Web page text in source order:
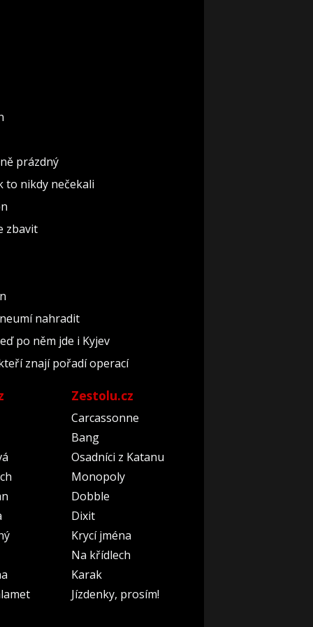
prázdný
to nikdy nečekali
zbavit
nahradit
po něm jde i Kyjev
znají pořadí operací
Zestolu.cz
Carcassonne
Bang
Osadníci z Katanu
Monopoly
Dobble
Dixit
Krycí jména
Na křídlech
Karak
Jízdenky, prosím!